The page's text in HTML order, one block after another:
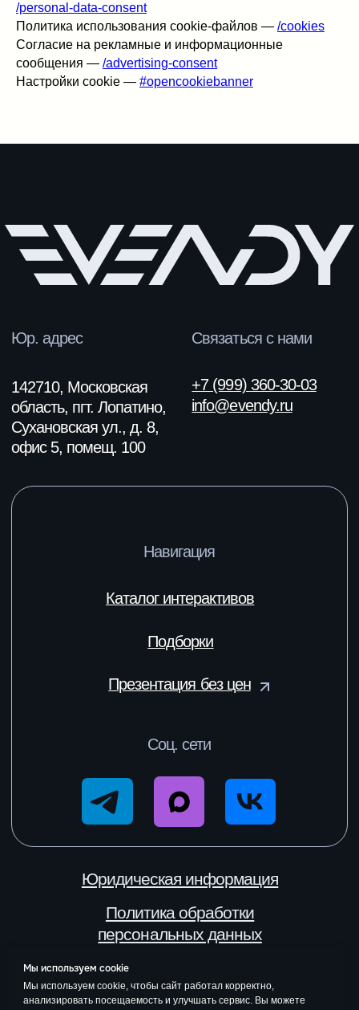
/personal-data-consent
Политика использования cookie-файлов — /cookies
Согласие на рекламные и информационные
сообщения — /advertising-consent
Настройки cookie — #opencookiebanner
Юр. адрес Связаться с нами
142710, Московская
область, пгт. Лопатино,
Сухановская ул., д. 8,
+7 (999) 360-30-03
info@evendy.ru
Подборки
Презентация без цен
Согласие на получение рекламных
Юридическая информация
Политика обработки
персональных данных
ООО «Финекс Групп»
ИНН 7604341084/
ОГРН 1187627008887
Мы используем cookie
Мы используем cookie, чтобы сайт работал корректно,
анализировать посещаемость и улучшать сервис. Вы можете